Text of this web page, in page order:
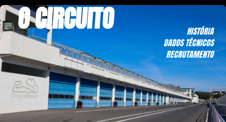
O CIRCUITO
HISTÓRIA
DADOS TÉCNICOS
RECRUTAMENTO